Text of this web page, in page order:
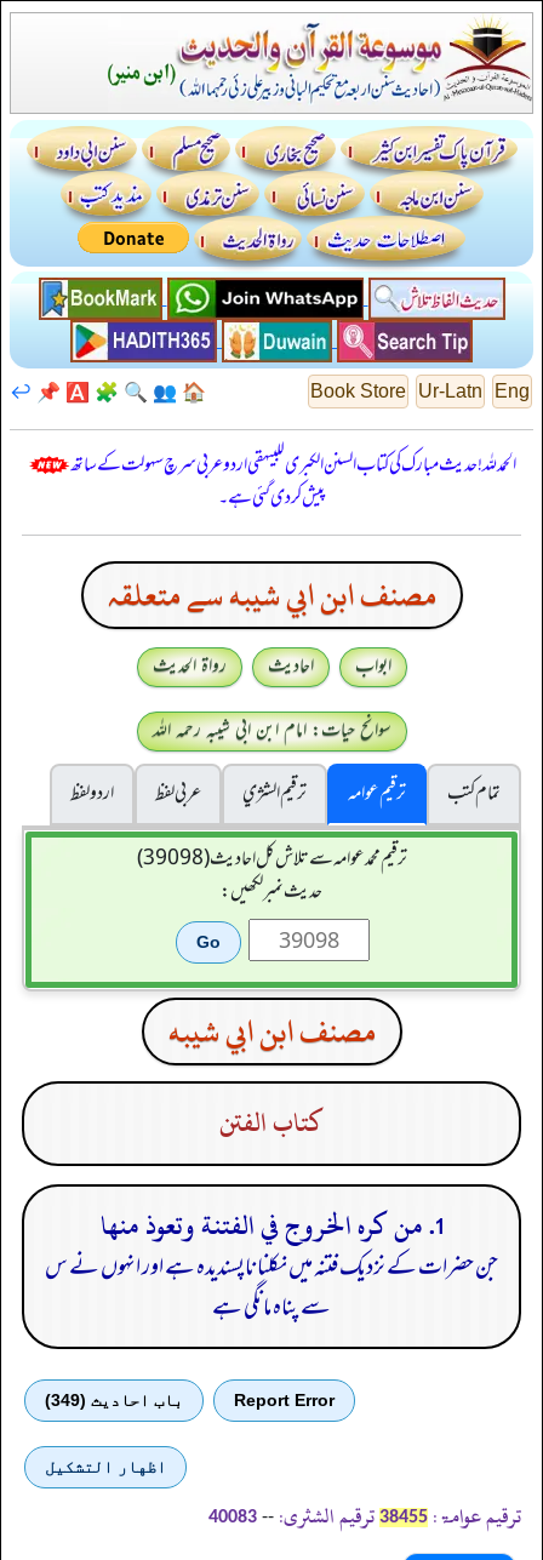
Eng
Ur-Latn
Book Store
🏠
👥
🔍
🧩
🅰️
📌
↩️
الحمدللہ! حدیث مبارک کی کتاب السنن الكبرى للبيهقي اردو عربی سرچ سہولت کے ساتھ
پیش کر دی گئی ہے۔
مصنف ابن ابي شيبه سے متعلقہ
ابواب احادیث
رواۃ الحدیث
سوانح حیات: امام ابن ابی شیبہ رحمہ اللہ
تمام کتب
ترقیم عوامہ ترقيم الشژي عربی لفظ
اردو لفظ
ترقیم محمدعوامہ سے تلاش کل احادیث (39098)
حدیث نمبر لکھیں:
مصنف ابن ابي شيبه
كتاب الفتن
1. من كره الخروج في الفتنة وتعوذ منها
جن حضرات کے نزدیک فتنہ میں نکلنا ناپسندیدہ ہے اور انہوں نے س
سے پناہ مانگی ہے
Report Error باب احادیث (349)
اظهار التشكيل
ترقیم عوامۃ: 38455 ترقیم الشثری: --
40083